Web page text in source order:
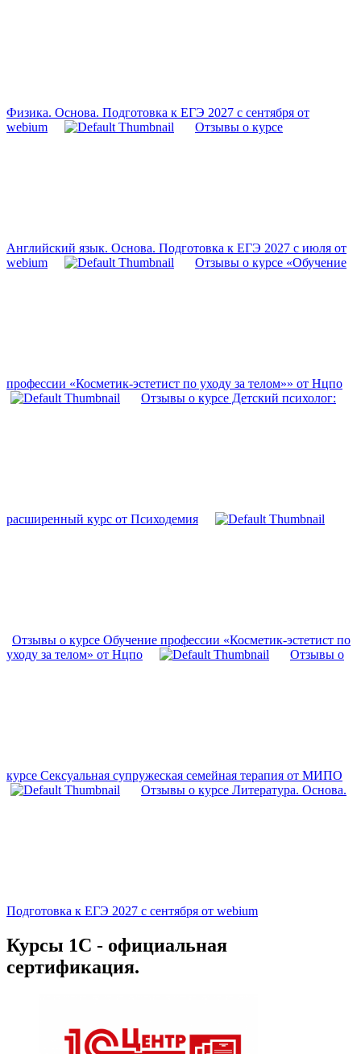
Физика. Основа. Подготовка к ЕГЭ 2027 с сентября от
webium
Отзывы о курсе
Английский язык. Основа. Подготовка к ЕГЭ 2027 с июля от
webium
Отзывы о курсе «Обучение
профессии «Косметик-эстетист по уходу за телом»» от Нцпо
Отзывы о курсе Детский психолог:
расширенный курс от Психодемия
Отзывы о курсе Обучение профессии «Косметик-эстетист по
уходу за телом» от Нцпо
Отзывы о
курсе Сексуальная супружеская семейная терапия от МИПО
Отзывы о курсе Литература. Основа.
Подготовка к ЕГЭ 2027 с сентября от webium
Курсы 1С - официальная
сертификация.